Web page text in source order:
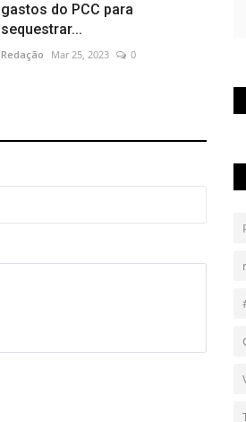
gastos do PCC para
sequestrar...
Redação Mar 25, 2023 0